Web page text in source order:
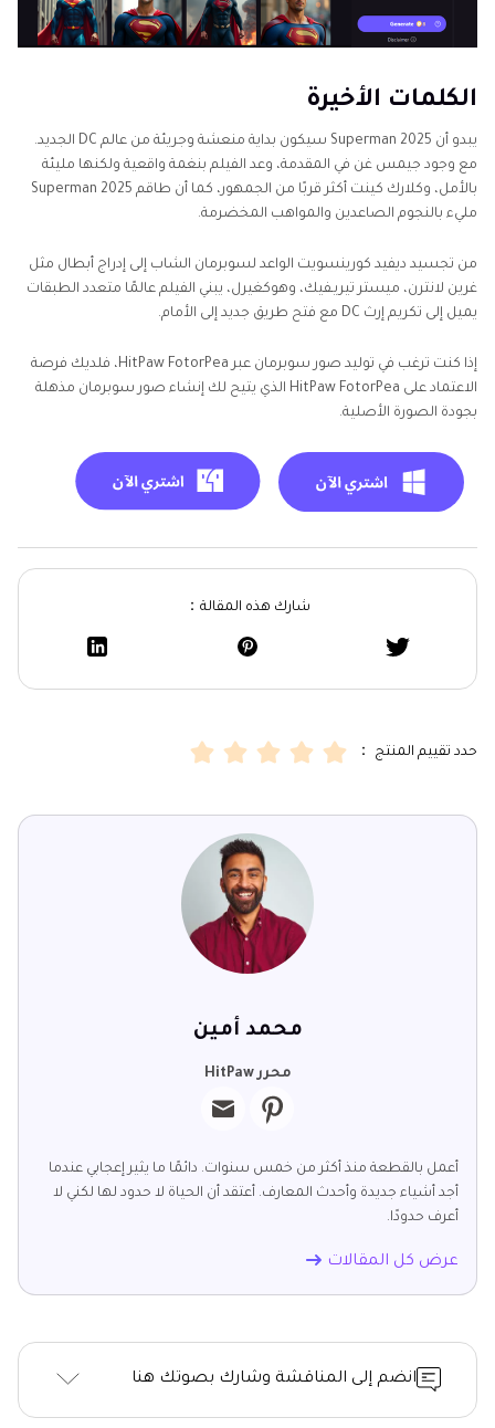
الكلمات الأخيرة
يبدو أن Superman 2025 سيكون بداية منعشة وجريئة من عالم DC الجديد.
مع وجود جيمس غن في المقدمة، وعد الفيلم بنغمة واقعية ولكنها مليئة
بالأمل، وكلارك كينت أكثر قربًا من الجمهور، كما أن طاقم Superman 2025
مليء بالنجوم الصاعدين والمواهب المخضرمة.
من تجسيد ديفيد كورينسويت الواعد لسوبرمان الشاب إلى إدراج أبطال مثل
غرين لانترن، ميستر تيريـفيك، وهوكغيرل، يبني الفيلم عالمًا متعدد الطبقات
يميل إلى تكريم إرث DC مع فتح طريق جديد إلى الأمام.
إذا كنت ترغب في توليد صور سوبرمان عبر HitPaw FotorPea، فلديك فرصة
الاعتماد على HitPaw FotorPea الذي يتيح لك إنشاء صور سوبرمان مذهلة
بجودة الصورة الأصلية.
شارك هذه المقالة：
حدد تقييم المنتج ：
محمد أمين
محرر HitPaw
أعمل بالقطعة منذ أكثر من خمس سنوات. دائمًا ما يثير إعجابي عندما
أجد أشياء جديدة وأحدث المعارف. أعتقد أن الحياة لا حدود لها لكني لا
أعرف حدودًا.
عرض كل المقالات
انضم إلى المناقشة وشارك بصوتك هنا